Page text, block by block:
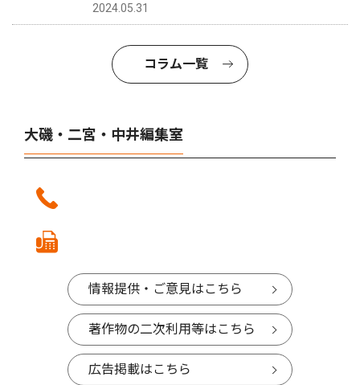
2024.05.31
コラム一覧
大磯・二宮・中井編集室
情報提供・ご意見はこちら
著作物の二次利用等はこちら
広告掲載はこちら